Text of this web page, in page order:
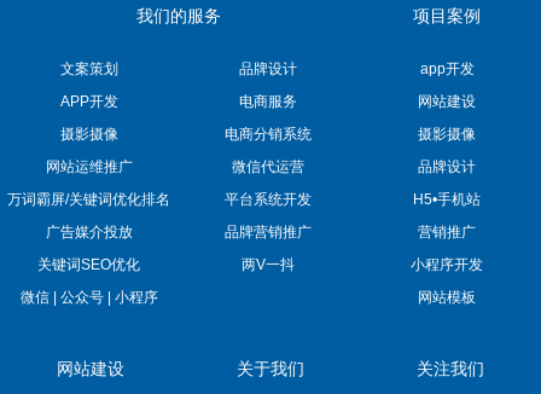
我们的服务
文案策划
品牌设计
APP开发
电商服务
摄影摄像
电商分销系统
网站运维推广
微信代运营
万词霸屏/关键词优化排名
平台系统开发
广告媒介投放
品牌营销推广
关键词SEO优化
两V一抖
微信 | 公众号 | 小程序
项目案例
app开发
网站建设
摄影摄像
品牌设计
H5•手机站
营销推广
小程序开发
网站模板
网站建设 关于我们 关注我们